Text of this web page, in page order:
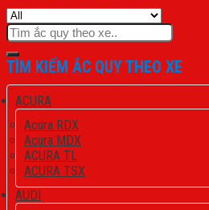
Tìm
kiếm:
TÌM KIẾM ẮC QUY THEO XE
ACURA
Acura RDX
Acura MDX
ACURA TL
ACURA TSX
AUDI